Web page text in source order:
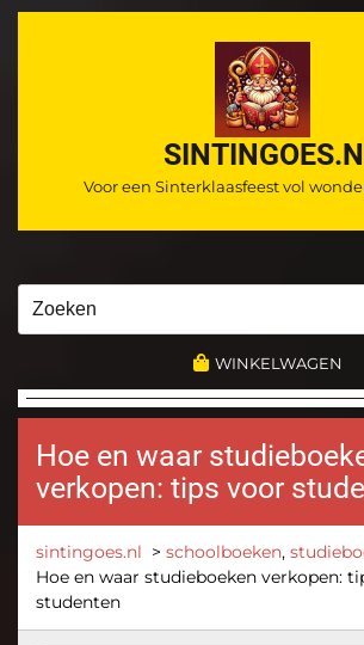
Ga
Voor een Sinterklaasfeest vol
WINKELWAGEN
Hoe en waar
verkopen: tips voor
sintingoes.nl > schoolboeken,
Hoe en waar studieboeken verkopen:
studenten